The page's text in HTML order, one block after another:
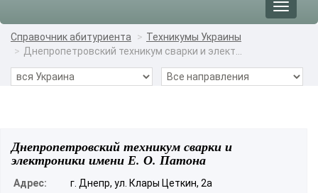
Toggle
Справочник абитуриента
Техникумы Украины
Днепропетровский техникум сварки и элект...
Днепропетровский техникум сварки и
электроники имени Е. О. Патона
Адрес:
г. Днепр, ул. Клары Цеткин, 2а